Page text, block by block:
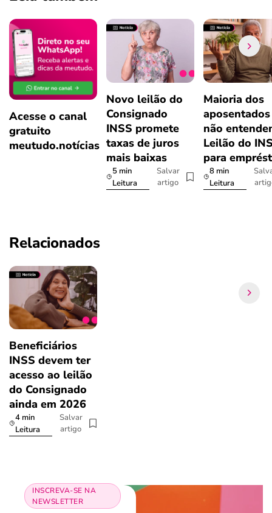
Acesse o canal
gratuito
meutudo.notícias
Novo leilão do
Consignado
INSS promete
taxas de juros
mais baixas
5 min
Leitura
Salvar
artigo
Maioria dos
aposentados
não
Leilão do
para
8 min
Leitura
Relacionados
Beneficiários
INSS devem ter
acesso ao leilão
do Consignado
ainda em 2026
4 min
Leitura
Salvar
artigo
INSCREVA-SE NA
NEWSLETTER